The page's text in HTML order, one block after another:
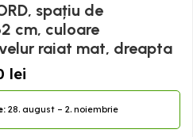
spațiu de
cm, culoare
raiat mat, dreapta
lei
28. august – 2. noiembrie